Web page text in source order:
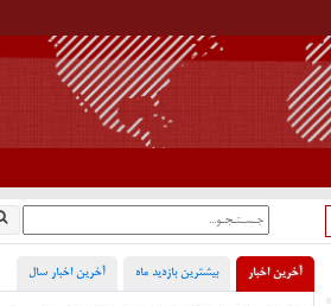
آخرین اخبار بیشترین بازدید ماه آخرین اخبار سال